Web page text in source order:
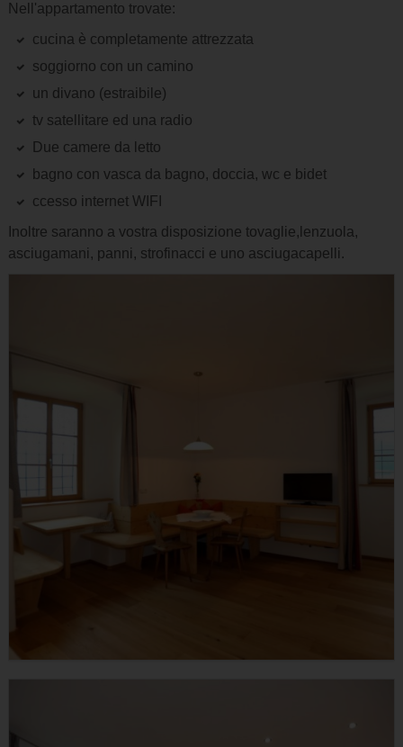
Nell'appartamento trovate:
cucina è completamente attrezzata
soggiorno con un camino
un divano (estraibile)
tv satellitare ed una radio
Due camere da letto
bagno con vasca da bagno, doccia, wc e bidet
ccesso internet WIFI
Inoltre saranno a vostra disposizione tovaglie,lenzuola,
asciugamani, panni, strofinacci e uno asciugacapelli.